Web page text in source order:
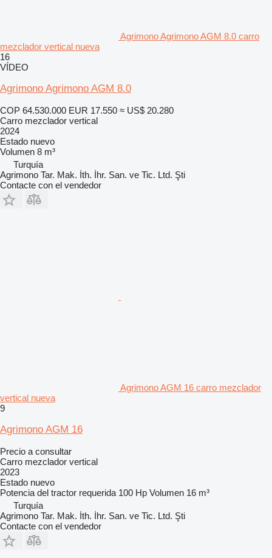
Agrimono Agrimono AGM 8.0 carro
mezclador vertical nueva
16
VÍDEO
Agrimono Agrimono AGM 8.0
COP 64.530.000 EUR 17.550 ≈ US$ 20.280
Carro mezclador vertical
2024
Estado nuevo
Volumen 8 m³
Turquía
Agrimono Tar. Mak. İth. İhr. San. ve Tic. Ltd. Şti
Contacte con el vendedor
Agrimono AGM 16 carro mezclador
vertical nueva
9
Agrimono AGM 16
Precio a consultar
Carro mezclador vertical
2023
Estado nuevo
Potencia del tractor requerida 100 Hp Volumen 16 m³
Turquía
Agrimono Tar. Mak. İth. İhr. San. ve Tic. Ltd. Şti
Contacte con el vendedor